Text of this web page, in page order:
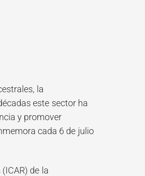
la
este sector ha
y promover
cada 6 de julio
de la